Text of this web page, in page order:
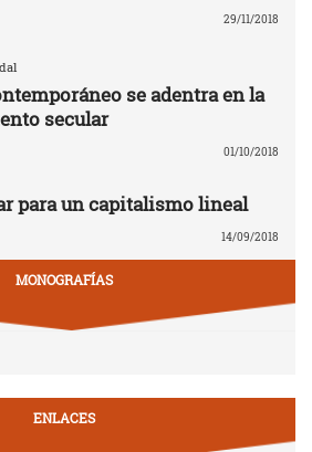
29/11/2018
se adentra en la
secular
01/10/2018
para un capitalismo lineal
14/09/2018
MONOGRAFÍAS
ENLACES